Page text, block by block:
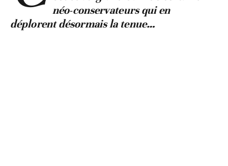
néo-conservateurs qui en
déplorent désormais la tenue…